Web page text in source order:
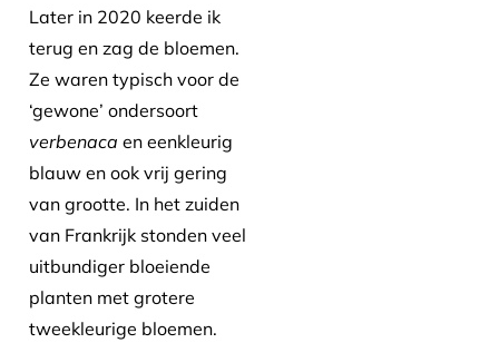
Later in 2020 keerde ik
terug en zag de bloemen.
Ze waren typisch voor de
‘gewone’ ondersoort
verbenaca en eenkleurig
blauw en ook vrij gering
van grootte. In het zuiden
van Frankrijk stonden veel
uitbundiger bloeiende
planten met grotere
tweekleurige bloemen.